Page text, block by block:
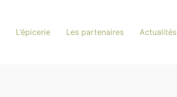
L’épicerie Les partenaires Actualités